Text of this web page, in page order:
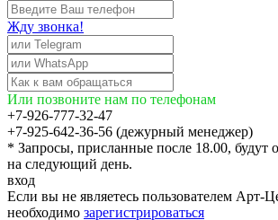
Жду звонка!
Или позвоните нам по телефонам
+7-926-777-32-47
+7-925-642-36-56 (дежурный менеджер)
* Запросы, присланные после 18.00, будут
на следующий день.
вход
Если вы не являетесь пользователем Арт-
необходимо зарегистрироваться